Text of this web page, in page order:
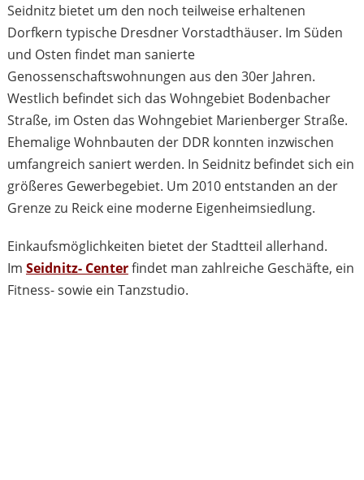
Seidnitz bietet um den noch teilweise erhaltenen
Dorfkern typische Dresdner Vorstadthäuser. Im Süden
und Osten findet man sanierte
Genossenschaftswohnungen aus den 30er Jahren.
Westlich befindet sich das Wohngebiet Bodenbacher
Straße, im Osten das Wohngebiet Marienberger Straße.
Ehemalige Wohnbauten der DDR konnten inzwischen
umfangreich saniert werden. In Seidnitz befindet sich ein
größeres Gewerbegebiet. Um 2010 entstanden an der
Grenze zu Reick eine moderne Eigenheimsiedlung.
Einkaufsmöglichkeiten bietet der Stadtteil allerhand.
Im Seidnitz- Centerfindet man zahlreiche Geschäfte, ein
Fitness- sowie ein Tanzstudio.